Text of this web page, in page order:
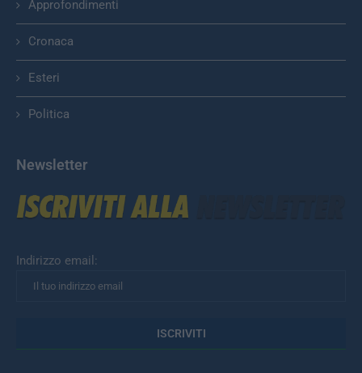
Approfondimenti
Cronaca
Esteri
Politica
Newsletter
Indirizzo email: